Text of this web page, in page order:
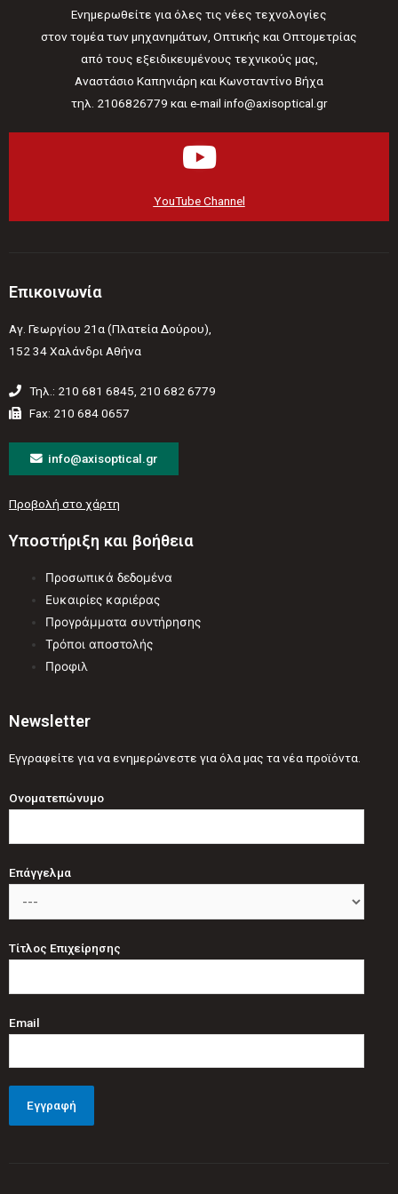
Ενημερωθείτε για όλες τις νέες τεχνολογίες
στον τομέα των μηχανημάτων, Οπτικής και Οπτομετρίας
από τους εξειδικευμένους τεχνικούς μας,
Αναστάσιο Καπηνιάρη και Κωνσταντίνο Βήχα
τηλ. 2106826779 και e-mail info@axisoptical.gr
YouTube Channel
Επικοινωνία
Αγ. Γεωργίου 21α (Πλατεία Δούρου),
152 34 Χαλάνδρι Αθήνα
Τηλ.: 210 681 6845, 210 682 6779
Fax: 210 684 0657
info@axisoptical.gr
Προβολή στο χάρτη
Υποστήριξη και βοήθεια
Προσωπικά δεδομένα
Ευκαιρίες καριέρας
Προγράμματα συντήρησης
Τρόποι αποστολής
Προφιλ
Newsletter
Εγγραφείτε για να ενημερώνεστε για όλα μας τα νέα προϊόντα.
Ονοματεπώνυμο
Επάγγελμα
Τίτλος Επιχείρησης
Email